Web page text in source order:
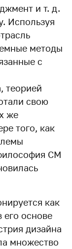
и т. д.
Используя
методы
с
теорией
свою
же
того, как
СМ
как
основе
дизайна
множество